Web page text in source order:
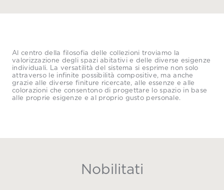
Al centro della filosofia delle collezioni troviamo la
valorizzazione degli spazi abitativi e delle diverse esigenze
individuali. La versatilità del sistema si esprime non solo
attraverso le infinite possibilità compositive, ma anche
grazie alle diverse finiture ricercate, alle essenze e alle
colorazioni che consentono di progettare lo spazio in base
alle proprie esigenze e al proprio gusto personale.
Nobilitati